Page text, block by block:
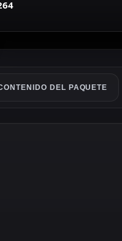
DEL PAQUETE